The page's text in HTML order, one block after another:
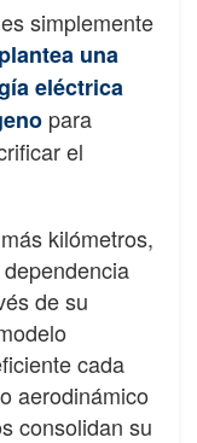
simplemente
plantea una
eléctrica
para
el
kilómetros,
de su
cada
aerodinámico
consolidan su